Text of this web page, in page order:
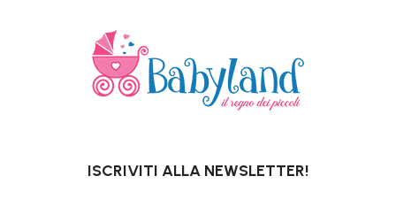
ISCRIVITI ALLA NEWSLETTER!